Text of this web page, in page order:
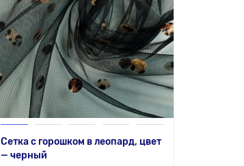
Сетка с горошком в леопард, цвет
— черный